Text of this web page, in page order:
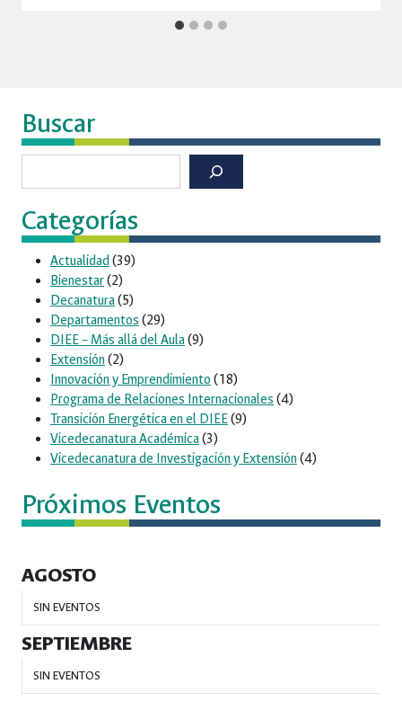
Buscar
Categorías
Actualidad(39)
Bienestar(2)
Decanatura(5)
Departamentos (29)
DIEE – Más allá del Aula(9)
Extensión(2)
Innovación y Emprendimiento (18)
Programa de Relaciones Internacionales (4)
Transición Energética en el DIEE(9)
Vicedecanatura Académica(3)
Vicedecanatura de Investigación y Extensión(4)
Próximos Eventos
AGOSTO
SIN EVENTOS
SEPTIEMBRE
SIN EVENTOS